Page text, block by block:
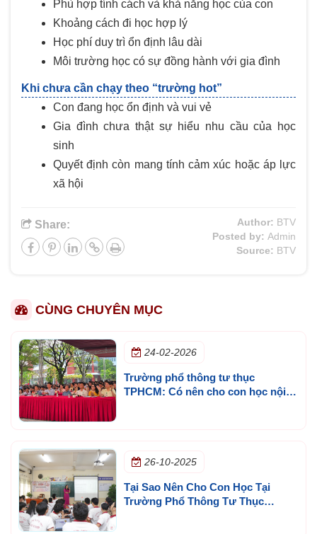
Phù hợp tính cách và khả năng học của con
Khoảng cách đi học hợp lý
Học phí duy trì ổn định lâu dài
Môi trường học có sự đồng hành với gia đình
Khi chưa cần chạy theo “trường hot”
Con đang học ổn định và vui vẻ
Gia đình chưa thật sự hiểu nhu cầu của học
sinh
Quyết định còn mang tính cảm xúc hoặc áp lực
xã hội
Share: Author: BTV
Posted by: Admin
Source: BTV
CÙNG CHUYÊN MỤC
24-02-2026
Trường phổ thông tư thục
TPHCM: Có nên cho con học nội
26-10-2025
Tại Sao Nên Cho Con Học Tại
Trường Phổ Thông Tư Thục